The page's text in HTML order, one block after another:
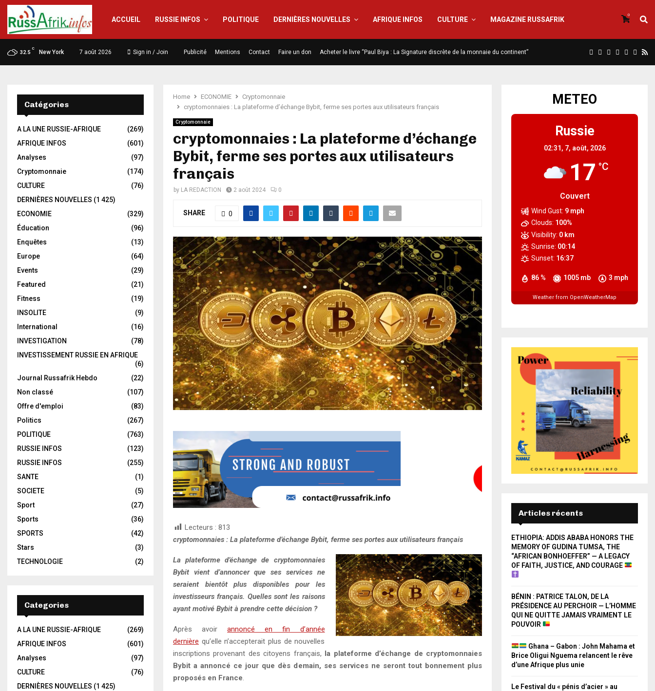
ACCUEIL RUSSIE INFOS POLITIQUE DERNIÈRES NOUVELLES AFRIQUE INFOS CULTURE MAGAZINE RUSSAFRIK
0
32.5
C
New York 7 août 2026 Sign in / Join Publicité Mentions Contact Faire un don Acheter le livre “Paul Biya : La Signature discrète de la monnaie du continent”
Home ECONOMIE
Cryptomonnaie
cryptomonnaies : La plateforme d’échange Bybit, ferme ses portes aux utilisateurs français
Cryptomonnaie
cryptomonnaies : La plateforme d’échange
Bybit, ferme ses portes aux utilisateurs
français
by LA REDACTION 2 août 2024 0
SHARE 0
Lecteurs : 813
cryptomonnaies : La plateforme d’échange Bybit, ferme ses portes aux utilisateurs français
La plateforme d’échange de cryptomonnaies
Bybit vient d’annoncer que ses services ne
seraient bientôt plus disponibles pour les
investisseurs français. Quelles sont les raisons
ayant motivé Bybit à prendre cette décision ?
Après avoirannoncé en fin d’année
dernière qu’elle n’accepterait plus de nouvelles
inscriptions provenant des citoyens français, la plateforme d’échange de cryptomonnaies
Bybit a annoncé ce jour que dès demain, ses services ne seront tout bonnement plus
proposés en France.
Catégories
A LA UNE RUSSIE-AFRIQUE
(269)
AFRIQUE INFOS
(601)
Analyses
(97)
Cryptomonnaie
(174)
CULTURE
(76)
DERNIÈRES NOUVELLES (1 425)
ECONOMIE
(329)
Éducation
(96)
Enquêtes
(13)
Europe
(64)
Events
(29)
Featured
(21)
Fitness
(19)
INSOLITE
(9)
International
(16)
INVESTIGATION
(78)
INVESTISSEMENT RUSSIE EN AFRIQUE
(6)
Journal Russafrik Hebdo
(22)
Non classé
(107)
Offre d'emploi
(83)
Politics
(267)
POLITIQUE
(763)
RUSSIE INFOS
(123)
RUSSIE INFOS
(255)
SANTE
(1)
SOCIETE
(5)
Sport
(27)
Sports
(36)
SPORTS
(42)
Stars
(3)
TECHNOLOGIE
(2)
Categories
A LA UNE RUSSIE-AFRIQUE
(269)
AFRIQUE INFOS
(601)
Analyses
(97)
CULTURE
(76)
DERNIÈRES NOUVELLES (1 425)
METEO
Russie
02:31, 7, août, 2026
17 °C
Couvert
86 % 1005 mb 3 mph
Wind Gust: 9 mph
Clouds: 100%
Visibility: 0 km
Sunrise: 00:14
Sunset: 16:37
Weather from OpenWeatherMap
Articles récents
ETHIOPIA: ADDIS ABABA HONORS THE
MEMORY OF GUDINA TUMSA, THE
“AFRICAN BONHOEFFER” — A LEGACY
OF FAITH, JUSTICE, AND COURAGE
BÉNIN : PATRICE TALON, DE LA
PRÉSIDENCE AU PERCHOIR — L’HOMME
QUI NE QUITTE JAMAIS VRAIMENT LE
POUVOIR
Ghana – Gabon : John Mahama et
Brice Oligui Nguema relancent le rêve
d’une Afrique plus unie
Le Festival du « pénis d’acier » au